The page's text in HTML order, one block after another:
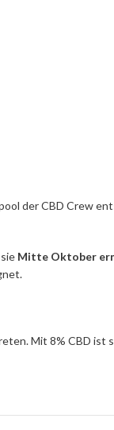
der CBD Crew
Mitte Oktober
Mit 8% CBD ist